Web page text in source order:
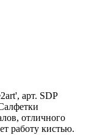
арт. SDP
отличного
работу кистью.